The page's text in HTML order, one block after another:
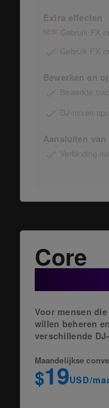
Extra effecten
NEW Gebruik FX
Gebruik FX
Bewerken en
Bewerkte
DJ-mixen
Aansluiten
Verbinding
Core
+
Voor mensen
willen beheren
verschillende
Maandelijkse
$19USD/